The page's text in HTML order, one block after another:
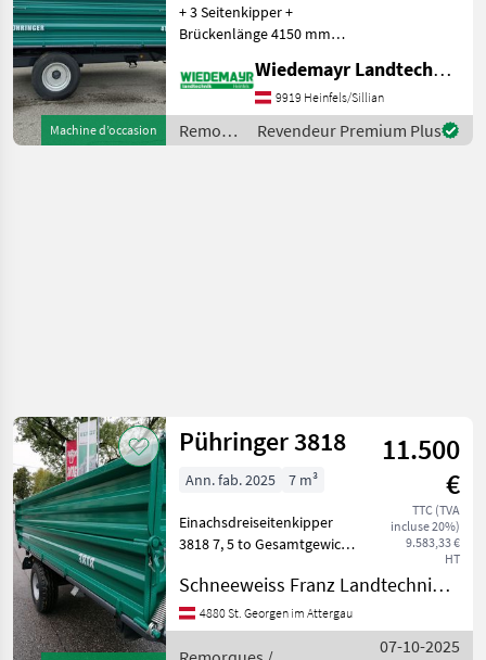
Machine d’occasion
+ 3 Seitenkipper +
Brückenlänge 4150 mm
2150/2250 mm konisch
Grundbordwandhöhe 600
mm + Hydraulische Bremse
Wiedemayr Landtechnik GmbH
9919 Heinfels/Sillian
Remorques
/
Revendeur Premium Plus
Pühringer 3818
11.500
€
TTC (TVA
incluse 20%)
9.583,33 €
HT
Ann. fab. 2025 7 m³
Einachsdreiseitenkipper
3818 7, 5 to Gesamtgewicht
ply Plateau 3850x1820
Grundbordwand 400 mm
mit Kornschieber
Bordwandhebefedern abge
Schneeweiss Franz Landtechnik - Metallbau
4880 St. Georgen im Attergau
07-10-2025